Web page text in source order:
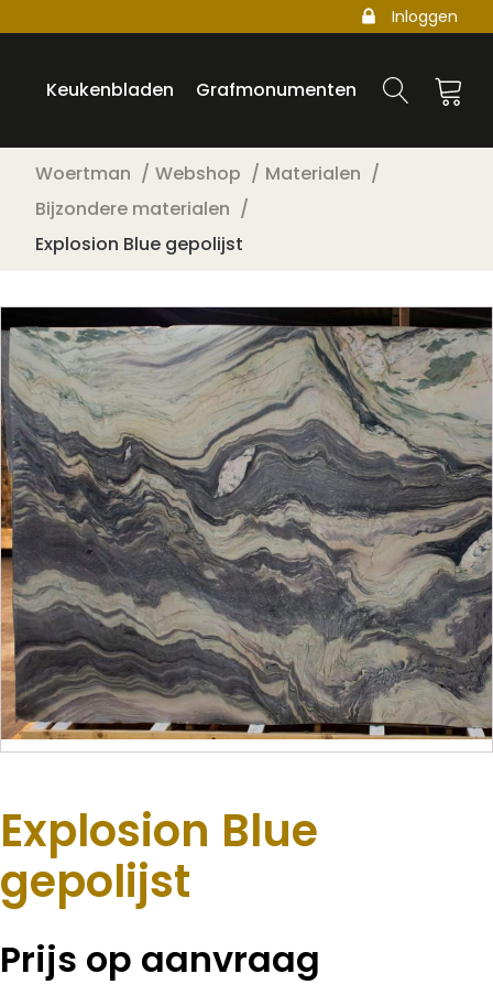
Inloggen
Keukenbladen Grafmonumenten
Woertman Webshop
Materialen
Bijzondere materialen
Explosion Blue gepolijst
Explosion Blue
gepolijst
Prijs op aanvraag